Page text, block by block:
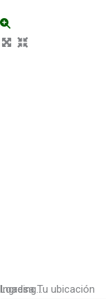
Loading...
Ingresa Tu ubicación